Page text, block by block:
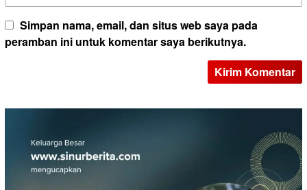
Simpan nama, email, dan situs web saya pada
peramban ini untuk komentar saya berikutnya.